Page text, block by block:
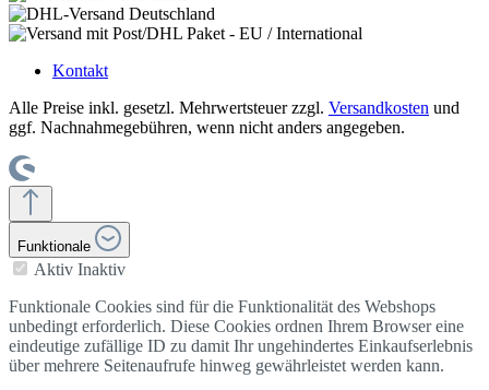
Kontakt
Alle Preise inkl. gesetzl. Mehrwertsteuer zzgl. Versandkosten und
ggf. Nachnahmegebühren, wenn nicht anders angegeben.
Funktionale
Aktiv Inaktiv
Funktionale Cookies sind für die Funktionalität des Webshops
unbedingt erforderlich. Diese Cookies ordnen Ihrem Browser eine
eindeutige zufällige ID zu damit Ihr ungehindertes Einkaufserlebnis
über mehrere Seitenaufrufe hinweg gewährleistet werden kann.